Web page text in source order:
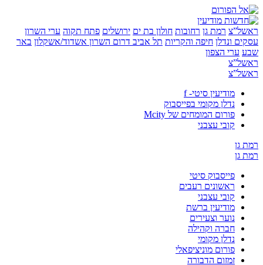
רמת גן רחובות חולון בת ים ירושלים פתח תקוה ערי השרון
ונדלן חיפה והקריות תל אביבדרום השרון אשדוד/אשקלון באר
ערי הצפון
מודיעין סיטי- f
נדלן מקומי בפייסבוק
פורום המומחים של Mcity
קובי עצבני
פייסבוק סיטי
ראשונים רעבים
קובי עצבני
מודיעין ברשת
נוער וצעירים
חברה וקהילה
נדלן מקומי
פורום מוניציפאלי
זמזום הדבורה